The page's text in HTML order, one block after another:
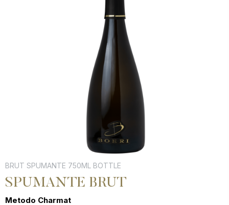
Explore
OUR PRODUCTION
03
Live
OUR EXPERIENCES
CONTACT
BRUT SPUMANTE 750ML BOTTLE
SPUMANTE BRUT
Metodo Charmat